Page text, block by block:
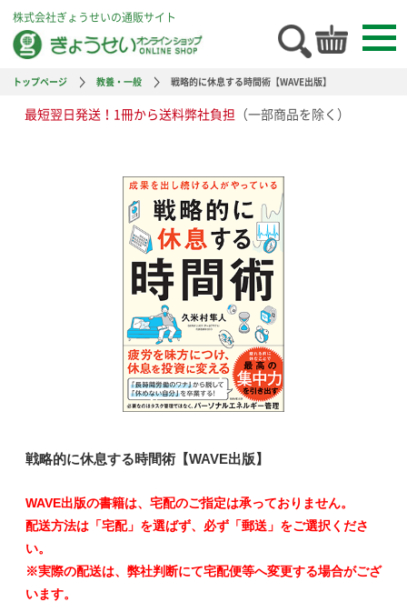
株式会社ぎょうせいの通販サイト
トップページ 教養・一般 戦略的に休息する時間術【WAVE出版】
最短翌日発送！1冊から送料弊社負担 （一部商品を除く）
戦略的に休息する時間術【WAVE出版】
WAVE出版の書籍は、宅配のご指定は承っておりません。
配送方法は「宅配」を選ばず、必ず「郵送」をご選択くださ
い。
※実際の配送は、弊社判断にて宅配便等へ変更する場合がござ
います。